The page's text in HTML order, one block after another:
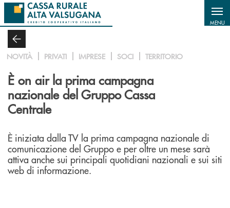
Salta al contenuto principale
MENU
NOVITÀ PRIVATI IMPRESE SOCI TERRITORIO
È on air la prima campagna
nazionale del Gruppo Cassa
Centrale
È iniziata dalla TV la prima campagna nazionale di
comunicazione del Gruppo e per oltre un mese sarà
attiva anche sui principali quotidiani nazionali e sui siti
web di informazione.